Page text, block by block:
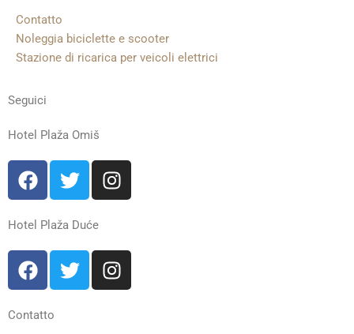
Contatto
Noleggia biciclette e scooter
Stazione di ricarica per veicoli elettrici
Seguici
Hotel Plaža Omiš
F
a
c
e
b
o
o
k
T
w
i
t
t
e
r
I
n
s
a
g
r
Hotel Plaža Duće
F
a
c
e
T
w
i
I
n
s
Contatto